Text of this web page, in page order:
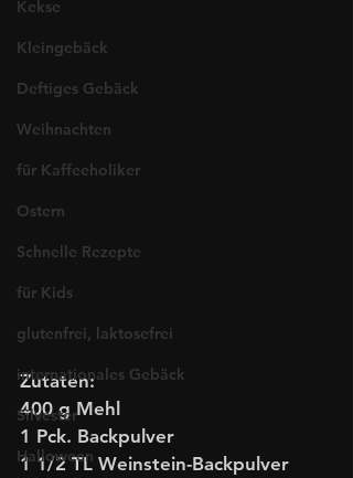
Kekse
Kleingebäck
Deftiges Gebäck
Weihnachten
für Kaffeeholiker
Ostern
Schnelle Rezepte
für Kids
glutenfrei, laktosefrei
internationales Gebäck
Silvester
Halloween
Zutaten:
400 g Mehl
1 Pck. Backpulver
1 1/2 TL Weinstein-Backpulver